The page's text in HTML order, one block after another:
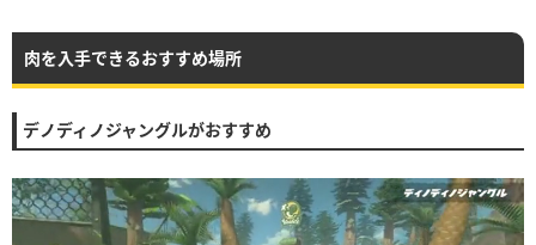
肉を入手できるおすすめ場所
デノディノジャングルがおすすめ